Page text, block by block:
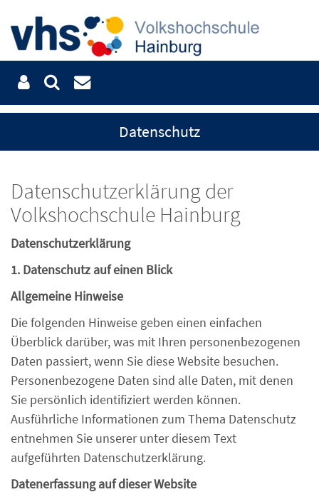
Datenschutz
Datenschutzerklärung der
Volkshochschule Hainburg
Datenschutz­erklärung
1. Datenschutz auf einen Blick
Allgemeine Hinweise
Die folgenden Hinweise geben einen einfachen
Überblick darüber, was mit Ihren personenbezogenen
Daten passiert, wenn Sie diese Website besuchen.
Personenbezogene Daten sind alle Daten, mit denen
Sie persönlich identifiziert werden können.
Ausführliche Informationen zum Thema Datenschutz
entnehmen Sie unserer unter diesem Text
aufgeführten Datenschutzerklärung.
Datenerfassung auf dieser Website